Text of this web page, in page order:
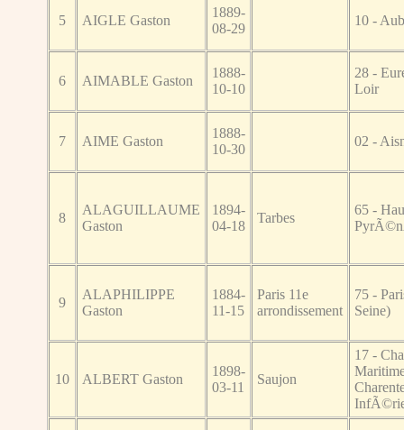
5 AIGLE Gaston
1889-
08-29
10 -
6 AIMABLE Gaston
1888-
10-10
28 -
Loir
7 AIME Gaston
1888-
10-30
02 -
8
ALAGUILLAUME
Gaston
1894-
04-18
Tarbes
65 -
9
ALAPHILIPPE
Gaston
1884-
11-15
Paris 11e
arrondissement
75 -
Seine)
10 ALBERT Gaston
1898-
03-11
Saujon
17 -